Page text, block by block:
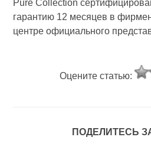
Pure Collection
гарантию 12 месяцев в
центре официального
Оцените статью:
ПОДЕЛИТЕСЬ